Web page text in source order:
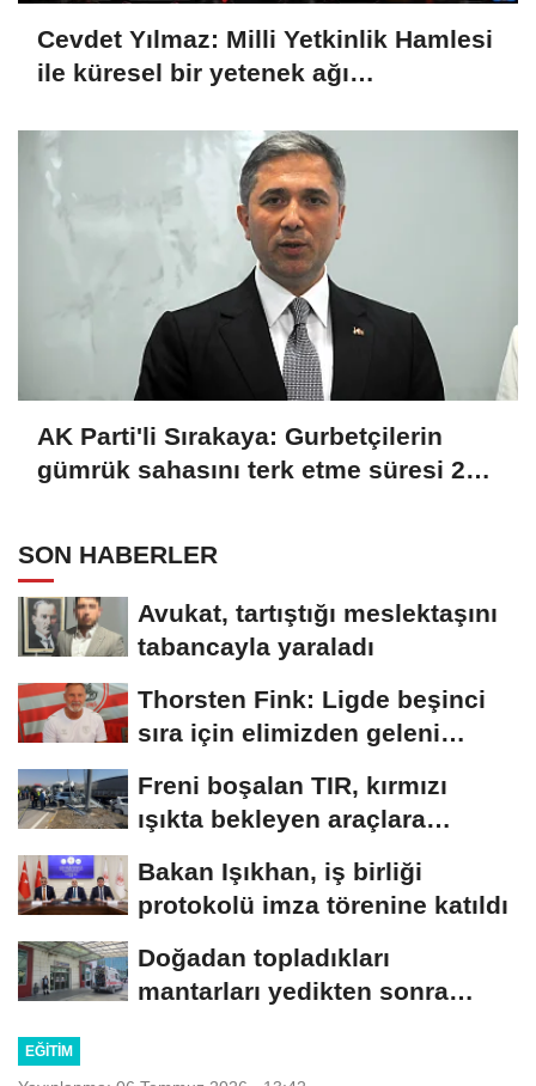
Cevdet Yılmaz: Milli Yetkinlik Hamlesi
ile küresel bir yetenek ağı
AK Parti'li Sırakaya: Gurbetçilerin
gümrük sahasını terk etme süresi 29
SON HABERLER
Avukat, tartıştığı meslektaşını
tabancayla yaraladı
Thorsten Fink: Ligde beşinci
sıra için elimizden geleni
Freni boşalan TIR, kırmızı
ışıkta bekleyen araçlara
Bakan Işıkhan, iş birliği
protokolü imza törenine katıldı
Doğadan topladıkları
mantarları yedikten sonra
EĞITIM